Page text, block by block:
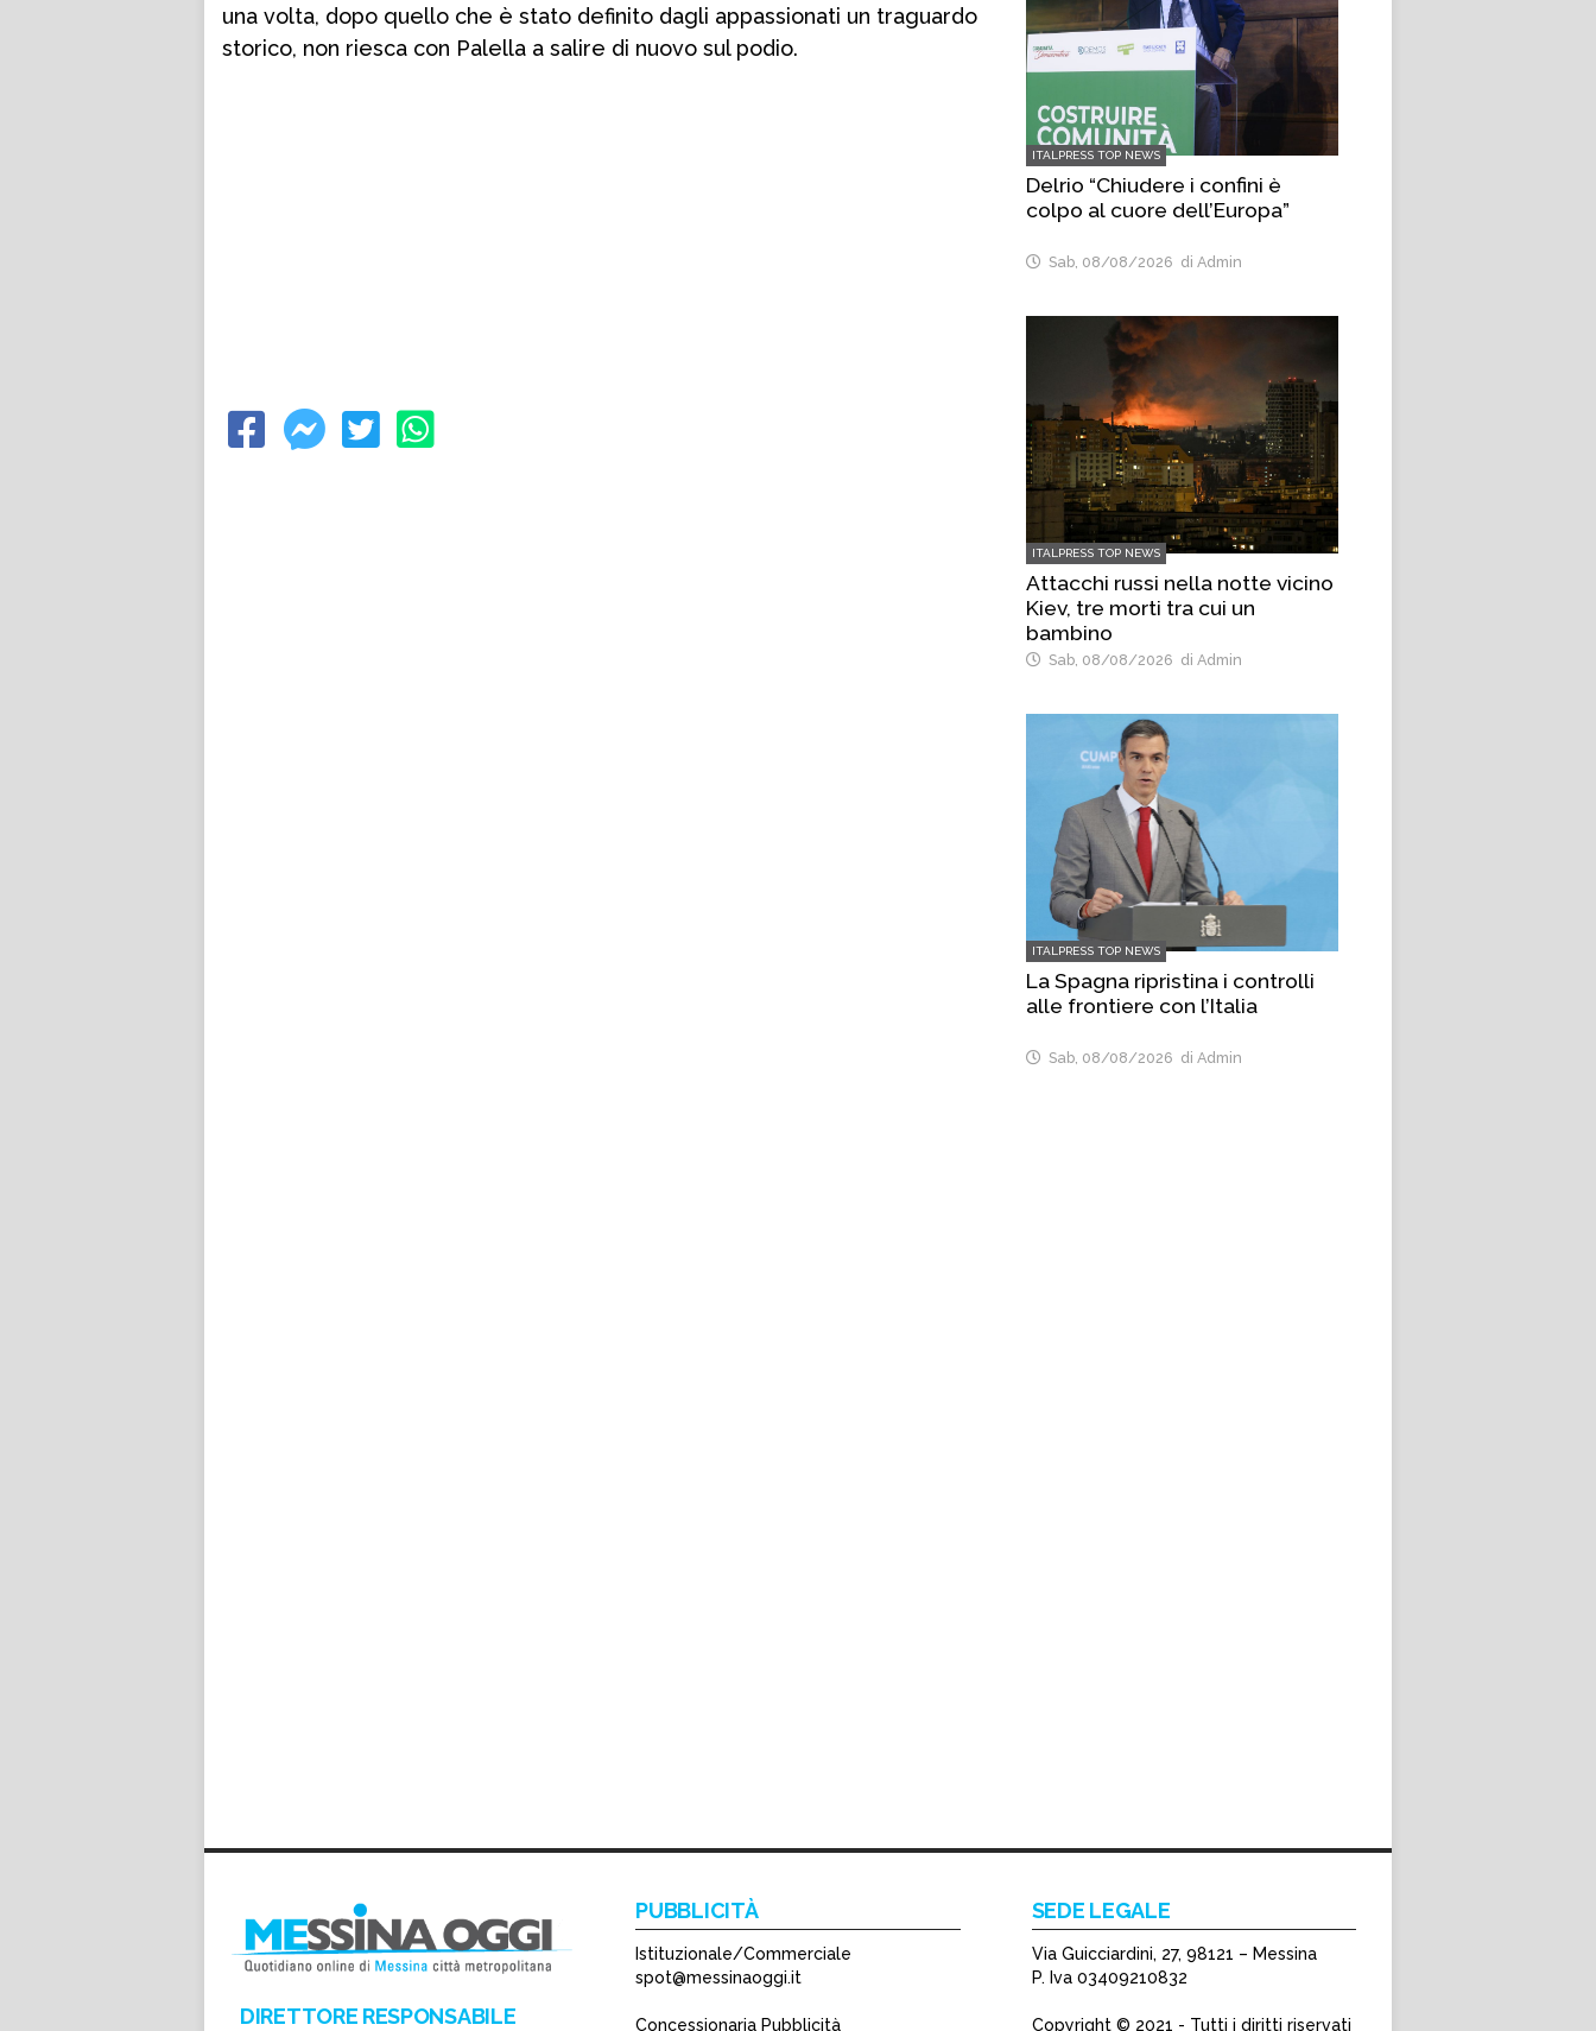
una volta, dopo quello che è stato definito dagli appassionati un traguardo
storico, non riesca con Palella a salire di nuovo sul podio.
ITALPRESS TOP NEWS
Delrio “Chiudere i confini è
colpo al cuore dell’Europa”
Sab, 08/08/2026 di Admin
ITALPRESS TOP NEWS
Attacchi russi nella notte vicino
Kiev, tre morti tra cui un
bambino
Sab, 08/08/2026 di Admin
ITALPRESS TOP NEWS
La Spagna ripristina i controlli
alle frontiere con l’Italia
Sab, 08/08/2026 di Admin
DIRETTORE RESPONSABILE
PUBBLICITÀ
Istituzionale/Commerciale
spot@messinaoggi.it
Concessionaria Pubblicità
SEDE LEGALE
Via Guicciardini, 27, 98121 – Messina
P. Iva 03409210832
Copyright © 2021 - Tutti i diritti riservati